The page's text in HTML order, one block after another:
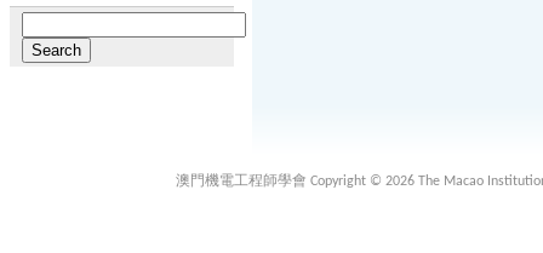
for:
澳門機電工程師學會 Copyright © 2026 The Macao